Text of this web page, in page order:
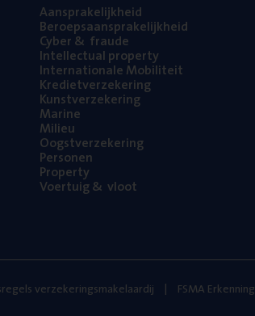
Aan­spra­ke­lijk­heid
Beroeps­aan­spra­ke­lijk­heid
Cyber& fraude
Intel­lec­tu­al property
Inter­na­ti­o­na­le Mobiliteit
Kre­diet­ver­ze­ke­ring
Kunst­ver­ze­ke­ring
Mari­ne
Mili­eu
Oogst­ver­ze­ke­ring
Per­so­nen
Pro­per­ty
Voer­tuig& vloot
verzekeringsmakelaardij FSMA Erkenning